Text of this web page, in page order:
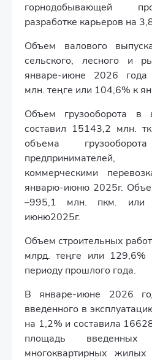
горнодобывающей
разработке карьеров на
Объем валового
сельского, лесного и
январе-июне 2026 года
млн. теңге или 104,6% к
Объем грузооборота в
составил 15143,2 млн.
объема
коммерческими
январю-июню 2025г.
–995,1 млн. пкм. или
июню2025г.
Объем строительных
млрд. теңге или 129,6%
периоду прошлого года.
В январе-июне 2026
введенного в
на 1,2% и составила
площадь введенных
многоквартирных